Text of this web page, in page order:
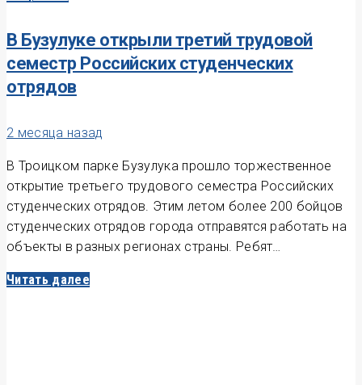
В Бузулуке открыли третий трудовой
семестр Российских студенческих
отрядов
2 месяца назад
В Троицком парке Бузулука прошло торжественное
открытие третьего трудового семестра Российских
студенческих отрядов. Этим летом более 200 бойцов
студенческих отрядов города отправятся работать на
объекты в разных регионах страны. Ребят…
Читать далее